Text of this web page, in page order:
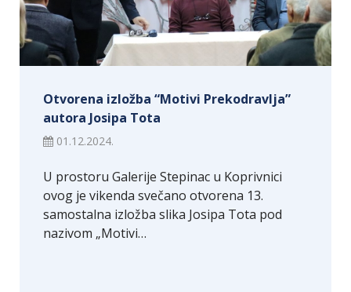
Otvorena izložba “Motivi Prekodravlja”
autora Josipa Tota
01.12.2024.
U prostoru Galerije Stepinac u Koprivnici
ovog je vikenda svečano otvorena 13.
samostalna izložba slika Josipa Tota pod
nazivom „Motivi…